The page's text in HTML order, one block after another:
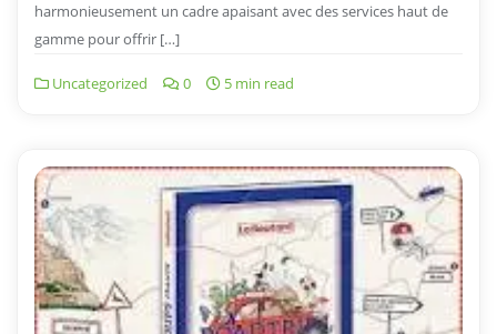
harmonieusement un cadre apaisant avec des services haut de
gamme pour offrir […]
Uncategorized 0 5 min read